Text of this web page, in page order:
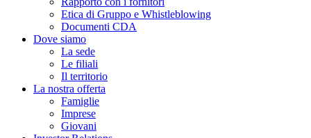
Etica di Gruppo e Whistleblowing
Documenti CDA
Dove siamo
La sede
Le filiali
Il territorio
La nostra offerta
Famiglie
Imprese
Giovani